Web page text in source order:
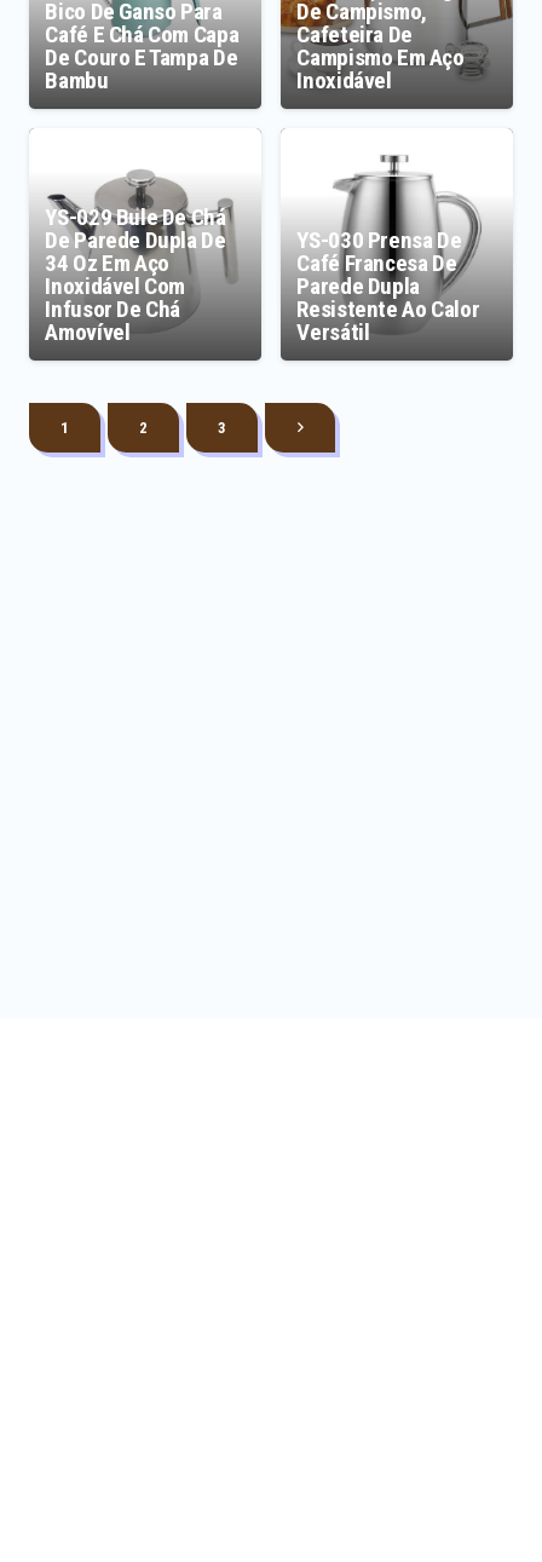
Bico De Ganso Para
Café E Chá Com Capa
De Couro E Tampa De
Bambu
De Campismo,
Cafeteira De
Campismo Em Aço
Inoxidável
YS-029 Bule De Chá
De Parede Dupla De
34 Oz Em Aço
Inoxidável Com
Infusor De Chá
Amovível
YS-030 Prensa De
Café Francesa De
Parede Dupla
Resistente Ao Calor
Versátil
1 2 3